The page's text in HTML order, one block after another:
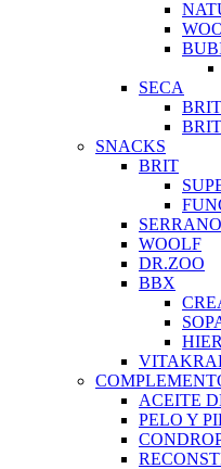
SECA
SNACKS
BRIT
SERRANO
WOOLF
DR.ZOO
BBX
ACEITE
PELO Y